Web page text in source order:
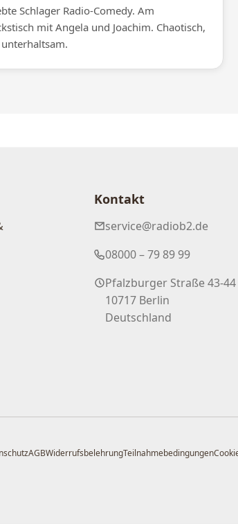
Schlager Radio-Comedy. Am
mit Angela und Joachim. Chaotisch,
Kontakt
service@radiob2.de
08000 – 79 89 99
Pfalzburger Straße 43-44
10717 Berlin
Deutschland
AGBWiderrufsbelehrungTeilnahmebedingungen